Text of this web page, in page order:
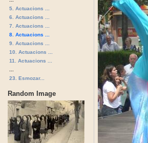
5. Actuacions ...
6. Actuacions ...
7. Actuacions ...
8. Actuacions ...
9. Actuacions ...
10. Actuacions ...
11. Actuacions ...
23. Esmozar...
Random Image